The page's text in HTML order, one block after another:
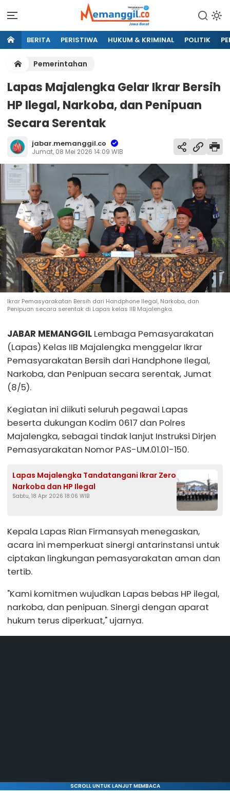
BERITA PERISTIWA HUKUM & KRIMINAL POLITIK
Pemerintahan
Lapas Majalengka Gelar Ikrar Bersih
HP Ilegal, Narkoba, dan Penipuan
Secara Serentak
jabar.memanggil.co
Jumat, 08 Mei 2026 14:09 WIB
Ikrar Pemasyarakatan Bersih dari Handphone Ilegal, Narkoba, dan
Penipuan secara serentak di Lapas kelas IIB Majalengka.
JABAR MEMANGGIL Lembaga Pemasyarakatan
(Lapas) Kelas IIB Majalengka menggelar Ikrar
Pemasyarakatan Bersih dari Handphone Ilegal,
Narkoba, dan Penipuan secara serentak, Jumat
(8/5).
Kegiatan ini diikuti seluruh pegawai Lapas
beserta dukungan Kodim 0617 dan Polres
Majalengka, sebagai tindak lanjut Instruksi Dirjen
Pemasyarakatan Nomor PAS-UM.01.01-150.
Lapas Majalengka Tandatangani Ikrar Zero
Narkoba dan HP Ilegal
Sabtu, 18 Apr 2026 18:06 WIB
Kepala Lapas Rian Firmansyah menegaskan,
acara ini memperkuat sinergi antarinstansi untuk
ciptakan lingkungan pemasyarakatan aman dan
tertib.
"Kami komitmen wujudkan Lapas bebas HP ilegal,
narkoba, dan penipuan. Sinergi dengan aparat
hukum terus diperkuat," ujarnya.
SCROLL UNTUK LANJUT MEMBACA